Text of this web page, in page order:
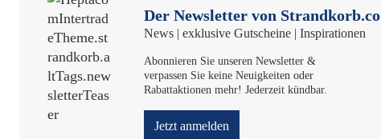
Der Newsletter von Strandkorb.co
News | exklusive Gutscheine | Inspirationen
Abonnieren Sie unseren Newsletter &
verpassen Sie keine Neuigkeiten oder
Rabattaktionen mehr! Jederzeit kündbar.
Jetzt anmelden